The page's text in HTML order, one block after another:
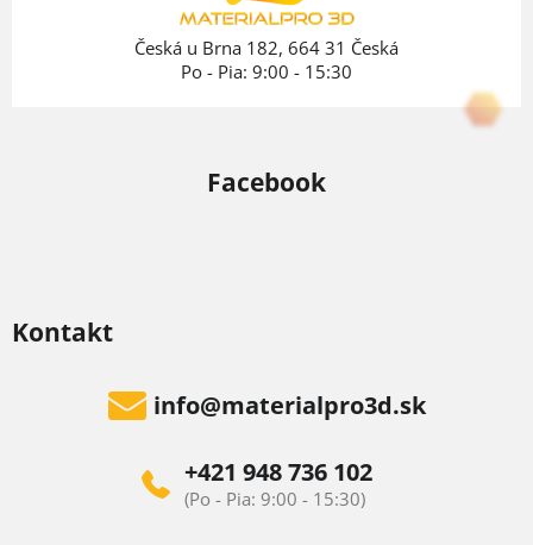
Kontakt
info@materialpro3d.sk
+421 948 736 102
Česká u Brna 182, 664 31 Česká
Po - Pia: 9:00 - 15:30
Facebook